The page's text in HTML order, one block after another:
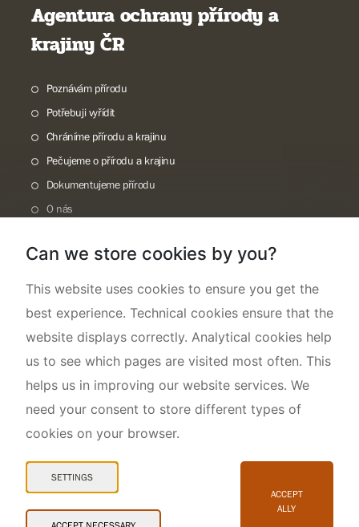
Agentura ochrany přírody a
krajiny ČR
Poznávám přírodu
Potřebuji vyřídit
Chráníme přírodu a krajinu
Pečujeme o přírodu a krajinu
Dokumentujeme přírodu
O nás
Snadné čtení
Can we store cookies by you?
This website uses cookies to ensure you get the
best experience. Technical cookies ensure that the
website displays correctly. Analytical cookies help
us to see which pages are visited most often. This
helps us in improving our website services. We
need your consent to store different types of
cookies on your browser.
SETTINGS
ACCEPT
ALLY